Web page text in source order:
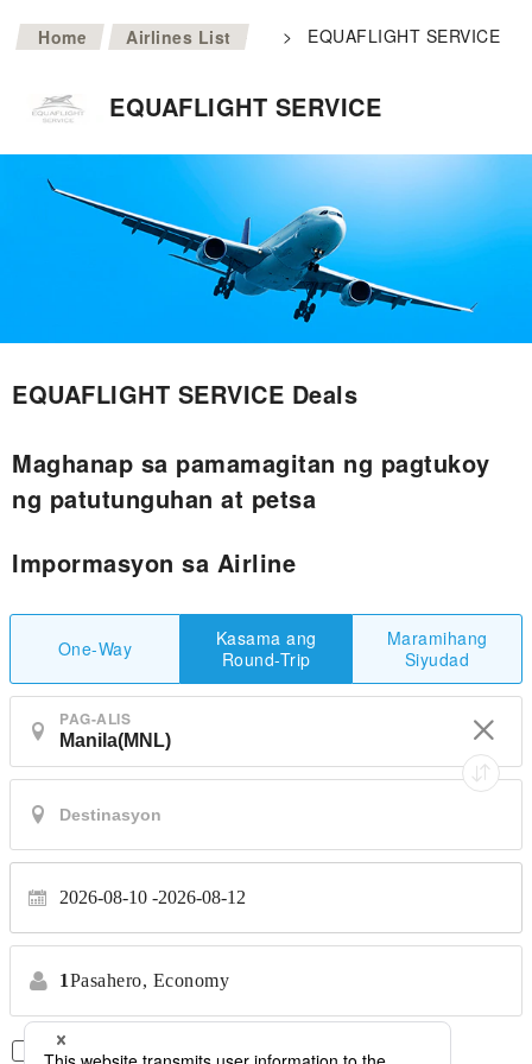
Home >
Airlines List > EQUAFLIGHT SERVICE
EQUAFLIGHT SERVICE
EQUAFLIGHT SERVICE Deals
Maghanap sa pamamagitan ng pagtukoy
ng patutunguhan at petsa
Impormasyon sa Airline
One-Way
Kasama ang
Round-Trip
Maramihang
Siyudad
PAG-ALIS
2026-08-10 2026-08-12
1Pasahero, Economy
Direktang Flight Lamang *Walang paglilipat